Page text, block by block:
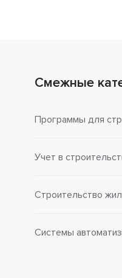
Смежные
Программы для
Учет в
Строительство
Системы